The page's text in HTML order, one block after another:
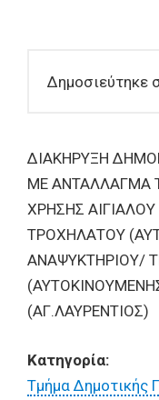
Δημοσιεύτηκε
ΔΙΑΚΗΡΥΞΗ
ΜΕ ΑΝΤΑΛΛΑΓΜΑ
ΧΡΗΣΗΣ
ΤΡΟΧΗΛΑΤΟΥ
ΑΝΑΨΥΚΤΗΡΙΟΥ/
(AΓ.ΛΑΥΡΕΝΤΙΟΣ)
Κατηγορία:
Τμήμα Δημοτικής